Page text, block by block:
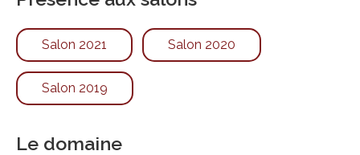
Salon 2021 Salon 2020
Salon 2019
Le domaine